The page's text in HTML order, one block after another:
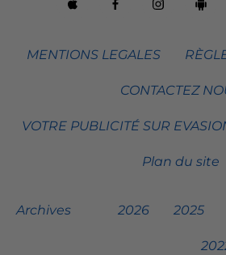
MENTIONS LEGALES
CONTACTEZ
VOTRE PUBLICITÉ SUR
Plan du site
Archives 2026 2025